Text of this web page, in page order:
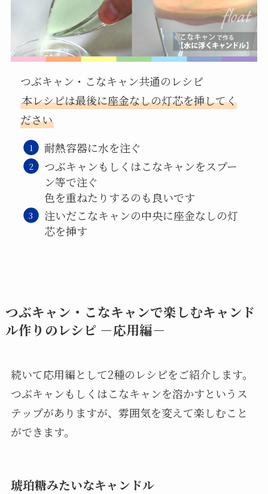
つぶキャン・こなキャン共通のレシピ
本レシピは最後に座金なしの灯芯を挿してく
ださい
耐熱容器に水を注ぐ
つぶキャンもしくはこなキャンをスプー
ン等で注ぐ
色を重ねたりするのも良いです
注いだこなキャンの中央に座金なしの灯
芯を挿す
つぶキャン・こなキャンで楽しむキャンド
ル作りのレシピ －応用編－
続いて応用編として2種のレシピをご紹介します。
つぶキャンもしくはこなキャンを溶かすというス
テップがありますが、雰囲気を変えて楽しむこと
ができます。
琥珀糖みたいなキャンドル